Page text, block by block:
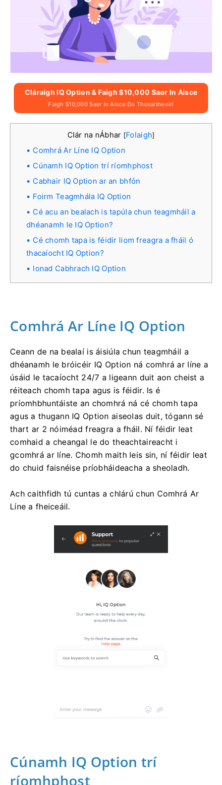
Cláraigh IQ Option & Faigh $10,000 Saor In Aisce
Faigh $10,000 Saor In Aisce Do Thosaitheoirí
Clár na nÁbhar [Folaigh]
Comhrá Ar Líne IQ Option
Cúnamh IQ Option trí ríomhphost
Cabhair IQ Option ar an bhfón
Foirm Teagmhála IQ Option
Cé acu an bealach is tapúla chun teagmháil a
dhéanamh le IQ Option?
Cé chomh tapa is féidir liom freagra a fháil ó
thacaíocht IQ Option?
Ionad Cabhrach IQ Option
Comhrá Ar Líne IQ Option
Ceann de na bealaí is áisiúla chun teagmháil a
dhéanamh le bróicéir IQ Option ná comhrá ar líne a
úsáid le tacaíocht 24/7 a ligeann duit aon cheist a
réiteach chomh tapa agus is féidir. Is é
príomhbhuntáiste an chomhrá ná cé chomh tapa
agus a thugann IQ Option aiseolas duit, tógann sé
thart ar 2 nóiméad freagra a fháil. Ní féidir leat
comhaid a cheangal le do theachtaireacht i
gcomhrá ar líne. Chomh maith leis sin, ní féidir leat
do chuid faisnéise príobháideacha a sheoladh.
Ach caithfidh tú cuntas a chlárú chun Comhrá Ar
Líne a fheiceáil.
Cúnamh IQ Option trí
ríomhphost